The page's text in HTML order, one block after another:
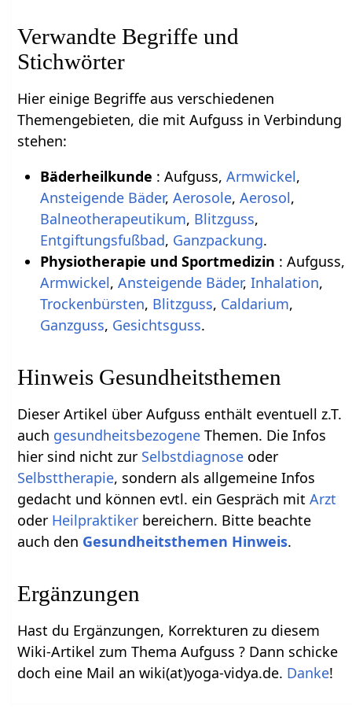
Verwandte Begriffe und
Stichwörter
Hier einige Begriffe aus verschiedenen
Themengebieten, die mit Aufguss in Verbindung
stehen:
Bäderheilkunde : Aufguss, Armwickel,
Ansteigende Bäder, Aerosole, Aerosol,
Balneotherapeutikum, Blitzguss,
Entgiftungsfußbad, Ganzpackung.
Physiotherapie und Sportmedizin : Aufguss,
Armwickel, Ansteigende Bäder, Inhalation,
Trockenbürsten, Blitzguss, Caldarium,
Ganzguss, Gesichtsguss.
Hinweis Gesundheitsthemen
Dieser Artikel über Aufguss enthält eventuell z.T.
auch gesundheitsbezogene Themen. Die Infos
hier sind nicht zur Selbstdiagnose oder
Selbsttherapie, sondern als allgemeine Infos
gedacht und können evtl. ein Gespräch mitArzt
oder Heilpraktiker bereichern. Bitte beachte
auch den Gesundheitsthemen Hinweis.
Ergänzungen
Hast du Ergänzungen, Korrekturen zu diesem
Wiki-Artikel zum Thema Aufguss ? Dann schicke
doch eine Mail an wiki(at)yoga-vidya.de. Danke!